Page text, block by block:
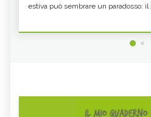
estiva può sembrare un paradosso: il